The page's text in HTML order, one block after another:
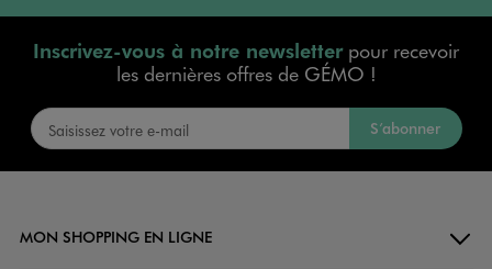
Inscrivez-vous à notre newsletterpour recevoir
les dernières offres de GÉMO !
S’abonner
MON SHOPPING EN LIGNE